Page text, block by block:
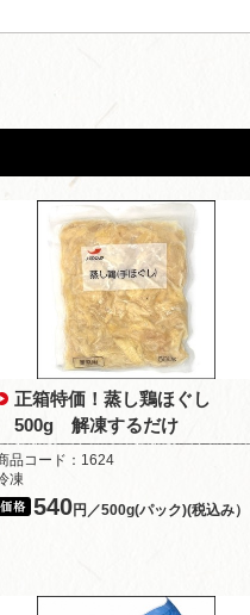
正箱特価！蒸し鶏ほぐし
500g 解凍するだけ
品コード：1624
凍
540円／500g(パック)(税込み）